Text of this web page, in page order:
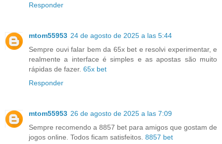
Responder
mtom55953 24 de agosto de 2025 a las 5:44
Sempre ouvi falar bem da 65x bet e resolvi experimentar, e
realmente a interface é simples e as apostas são muito
rápidas de fazer. 65x bet
Responder
mtom55953 26 de agosto de 2025 a las 7:09
Sempre recomendo a 8857 bet para amigos que gostam de
jogos online. Todos ficam satisfeitos. 8857 bet